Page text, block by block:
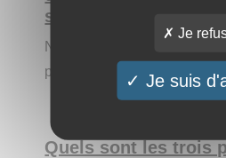
sites ?
Notre site est pratique,
propose également une
Quels sont les trois
Je
Je suis